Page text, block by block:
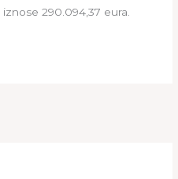
290.094,37 eura.